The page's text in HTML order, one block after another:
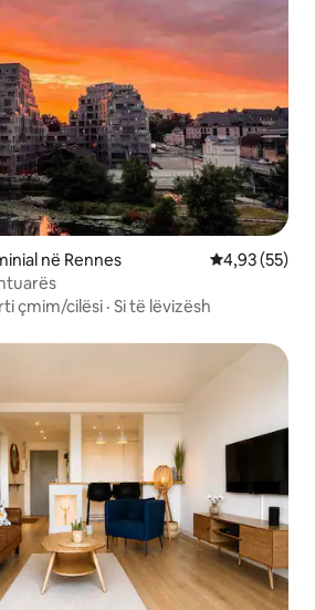
në Rennes Vlerësimi
4,93 (55)
çmim/cilësi · Si të lëvizësh